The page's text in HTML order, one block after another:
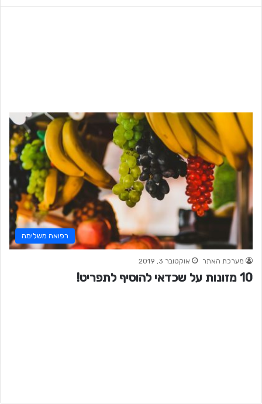
רפואה משלימה
מערכת האתר אוקטובר 3, 2019
10 מזונות על שכדאי להוסיף לתפריט!